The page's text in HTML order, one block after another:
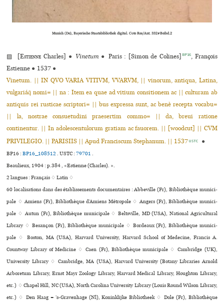
Munich (De), Bayerische Staatsbibliothek digital. Cote Res/Ant. 332#Beibd.2
▨ [Estienne Charles] ● Vinetum ● Paris : [Simon de Colines] BP16, François
Estienne ● 1537 ●
Vinetum. || IN QVO VARIA VITIVM, VVARVM, || vinorum, antiqua, Latina,
vulgariáq̃ nomi= || na : Item ea quae ad vitium consitionem ac || culturam ab
antiquis rei rusticae scriptori= || bus expressa sunt, ac benè recepta vocabu=
|| la, nostrae consuetudini praesertim commo= || da, breui ratione
continentur. || In adolescentulorum gratiam ac fauorem. || [woodcut] || CVM
PRIVILEGIO. || PARISIIS || Apud Franciscum Stephanum. || 1537 USTC ●
BP16 :BP16_108512.USTC :79701.
Beaulieux, 1904 : p.384 , «Estienne (Charles). ».
2 langues :Français ♢Latin ♢
60 localisations dans des établissements documentaires : Abbeville (Fr), Bibliothèque muni­ci­
pale ♢ Amiens (Fr), Bibliothèque d’Amiens Métropole ♢ Angers (Fr), Bibliothèque muni­ci­
pale ♢ Autun (Fr), Bibliothèque muni­ci­pale ♢ Beltsville, MD (USA), National Agricultural
Library ♢ Besançon (Fr), Bibliothèque muni­ci­pale ♢ Bordeaux (Fr), Bibliothèque muni­ci­
pale ♢ Boston, MA (USA), Harvard University, Harvard School of Medecine, Francis A.
Countway Library of Medicine ♢ Caen (Fr), Bibliothèque muni­ci­pale ♢ Cambridge (UK),
University Library ♢ Cambridge, MA (USA), Harvard University (Botany Libraries Arnold
Arboretum Library, Ernst Mayr Zoology Library, Harvard Medical Library, Houghton Library,
etc.) ♢ Chapel Hill, NC (USA), North Carolina University Library (Louis Round Wilson Library,
etc.) ♢ Den Haag = ’s-Gravenhage (Nl), Koninklijke Bibliotheek ♢ Dole (Fr), Bibliothèque